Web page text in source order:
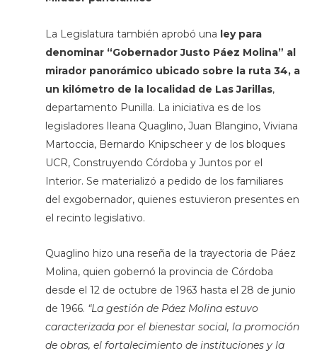
La Legislatura también aprobó una ley para
denominar “Gobernador Justo Páez Molina” al
mirador panorámico ubicado sobre la ruta 34, a
un kilómetro de la localidad de Las Jarillas,
departamento Punilla. La iniciativa es de los
legisladores Ileana Quaglino, Juan Blangino, Viviana
Martoccia, Bernardo Knipscheer y de los bloques
UCR, Construyendo Córdoba y Juntos por el
Interior. Se materializó a pedido de los familiares
del exgobernador, quienes estuvieron presentes en
el recinto legislativo.
Quaglino hizo una reseña de la trayectoria de Páez
Molina, quien gobernó la provincia de Córdoba
desde el 12 de octubre de 1963 hasta el 28 de junio
de 1966. “La gestión de Páez Molina estuvo
caracterizada por el bienestar social, la promoción
de obras, el fortalecimiento de instituciones y la